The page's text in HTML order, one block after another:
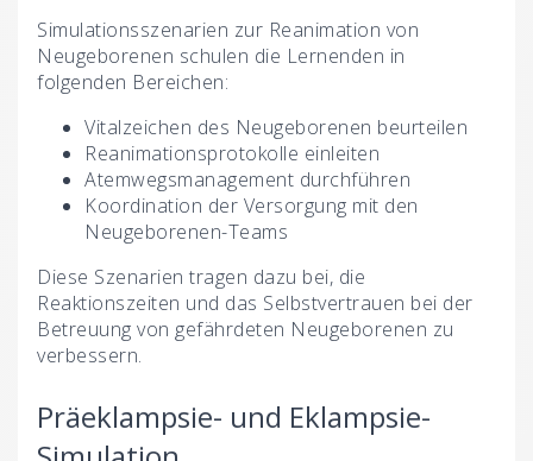
Simulationsszenarien zur Reanimation von
Neugeborenen schulen die Lernenden in
folgenden Bereichen:
Vitalzeichen des Neugeborenen beurteilen
Reanimationsprotokolle einleiten
Atemwegsmanagement durchführen
Koordination der Versorgung mit den
Neugeborenen-Teams
Diese Szenarien tragen dazu bei, die
Reaktionszeiten und das Selbstvertrauen bei der
Betreuung von gefährdeten Neugeborenen zu
verbessern.
Präeklampsie- und Eklampsie-